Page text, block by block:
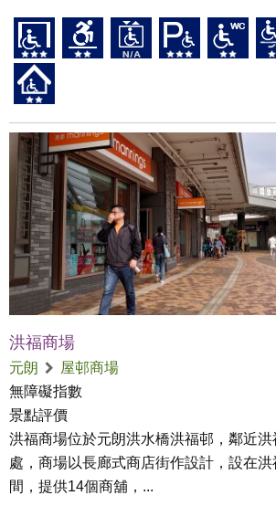
洪福商場
元朗
屋邨商場
無障礙指數
景點評價
洪福商場位於元朗洪水橋洪福邨，鄰近
處，商場以長廊式商店街作設計，設在
間，提供14個商舖，...